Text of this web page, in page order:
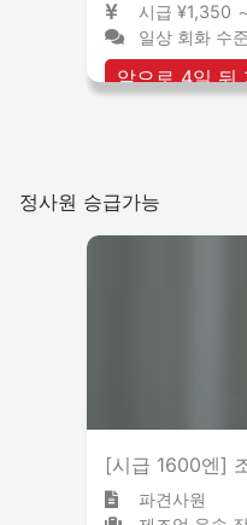
시급 ¥1,350
일상 회화 수
앞으로 4일 뒤
정사원 승급가능
[시급 1600엔]
파견사원